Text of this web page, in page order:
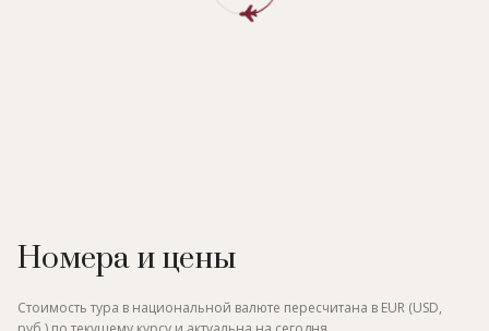
Номера и цены
Стоимость тура в национальной валюте пересчитана в EUR (USD,